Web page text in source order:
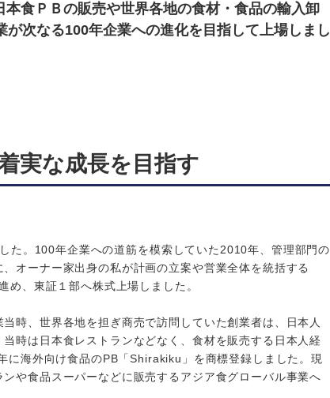
食ＰＢの販売や世界各地の食材・食品の輸入卸
次なる100年企業への進化を目指して上場しまし
実な成長を目指す
。100年企業への道筋を模索していた2010年、管理部門の
オーナー家出身の私が計画の立案や営業全体を統括する
、東証１部へ株式上場しました。
時、世界各地を担ぎ商売で訪問していた創業者は、日本人
時は日本食レストランなどなく、食材を販売する日本人経
海外向け食品のPB「Shirakiku」を商標登録しました。現
や食品スーパーなどに販売するアジア食グローバル事業へ